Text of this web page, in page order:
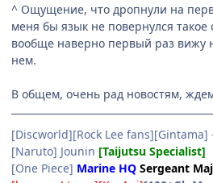
^ Ощущение, что дропнули на
меня бы язык не повернулся такое
вообще наверно первый раз вижу
нем.
В общем, очень рад новостям,
[Discworld][Rock Lee fans][Gintama]
[Naruto] Jounin [Taijutsu Specialist]
[One Piece] Marine HQ Sergeant